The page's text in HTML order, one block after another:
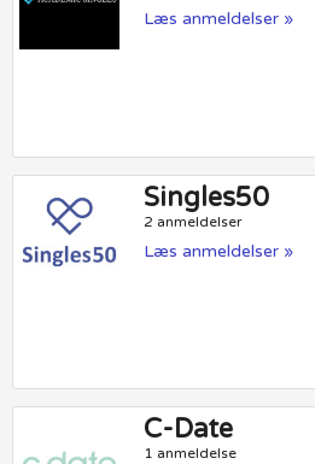
Læs anmeldelser »
Singles50
2 anmeldelser
Læs anmeldelser »
C-Date
1 anmeldelse